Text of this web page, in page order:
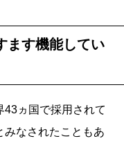
ます機能してい
43ヵ国で採用されて
みなされたこともあ